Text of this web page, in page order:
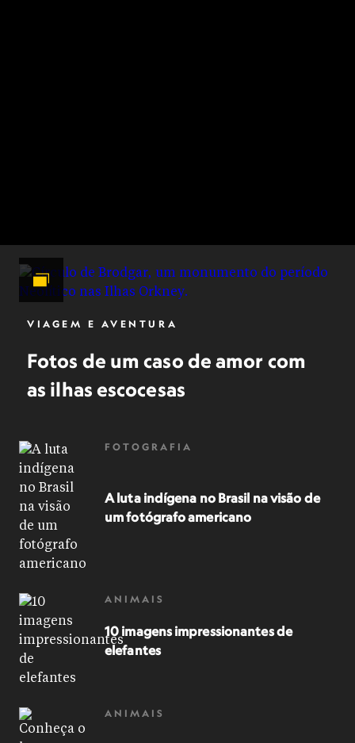
VIAGEM E AVENTURA
Fotos de um caso de amor com
as ilhas escocesas
FOTOGRAFIA
A luta indígena no Brasil na visão de
um fotógrafo americano
ANIMAIS
10 imagens impressionantes de
elefantes
ANIMAIS